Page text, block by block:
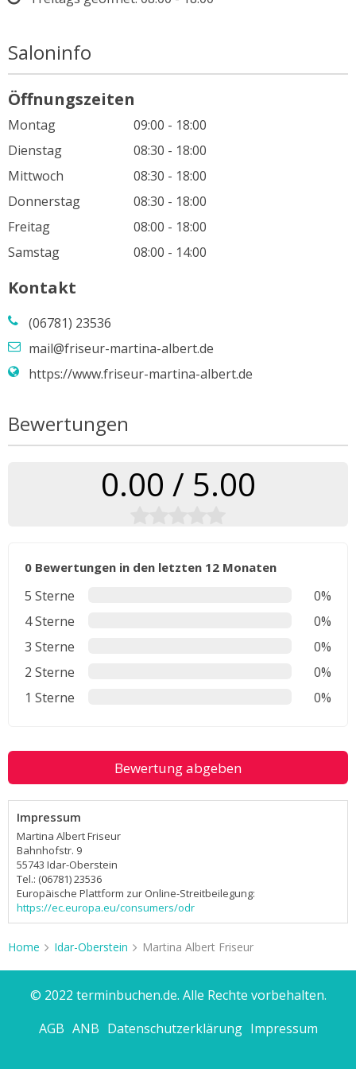
Saloninfo
Öffnungszeiten
Montag
09:00 - 18:00
Dienstag
08:30 - 18:00
Mittwoch
08:30 - 18:00
Donnerstag
08:30 - 18:00
Freitag
08:00 - 18:00
Samstag
08:00 - 14:00
Kontakt
(06781) 23536
mail@friseur-martina-albert.de
https://www.friseur-martina-albert.de
Bewertungen
0.00 / 5.00
0 Bewertungen in den letzten 12 Monaten
5 Sterne
0%
4 Sterne
0%
3 Sterne
0%
2 Sterne
0%
1 Sterne
0%
Bewertung abgeben
Impressum
Martina Albert Friseur
Bahnhofstr. 9
55743 Idar-Oberstein
Tel.: (06781) 23536
Europäische Plattform zur Online-Streitbeilegung:
https://ec.europa.eu/consumers/odr
Home Idar-Oberstein Martina Albert Friseur
© 2022 terminbuchen.de. Alle Rechte vorbehalten.
AGB ANB Datenschutzerklärung Impressum